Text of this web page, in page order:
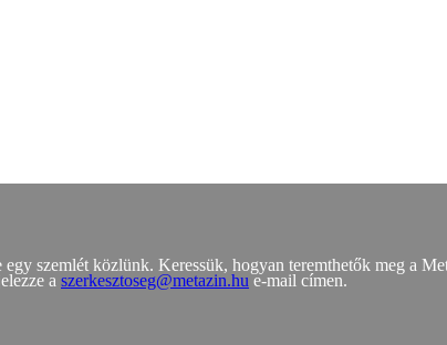
szemlét közlünk. Keressük, hogyan teremthetők meg a
a szerkesztoseg@metazin.hue-mail címen.